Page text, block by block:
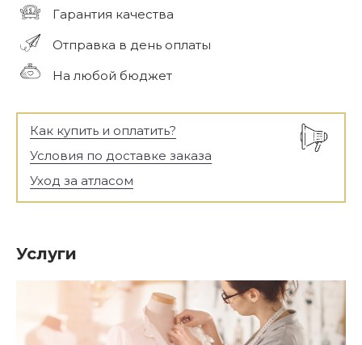
Гарантия качества
Отправка в день оплаты
На любой бюджет
Как купить и оплатить?
Условия по доставке заказа
Уход за атласом
Услуги